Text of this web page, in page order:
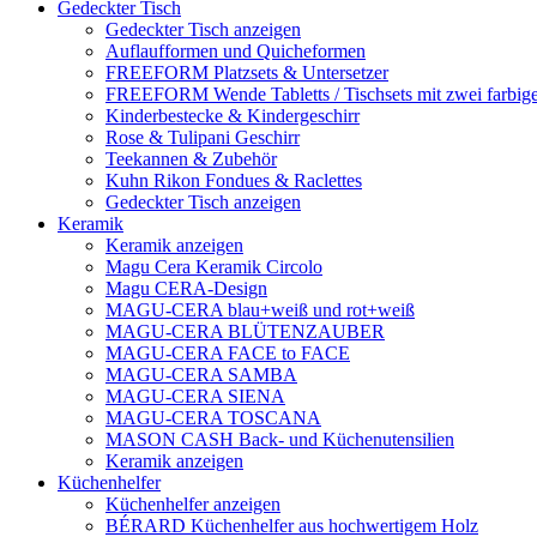
Gedeckter Tisch
Gedeckter Tisch anzeigen
Auflaufformen und Quicheformen
FREEFORM Platzsets & Untersetzer
FREEFORM Wende Tabletts / Tischsets mit zwei
Kinderbestecke & Kindergeschirr
Rose & Tulipani Geschirr
Teekannen & Zubehör
Kuhn Rikon Fondues & Raclettes
Gedeckter Tisch anzeigen
Keramik
Keramik anzeigen
Magu Cera Keramik Circolo
Magu CERA-Design
MAGU-CERA blau+weiß und rot+weiß
MAGU-CERA BLÜTENZAUBER
MAGU-CERA FACE to FACE
MAGU-CERA SAMBA
MAGU-CERA SIENA
MAGU-CERA TOSCANA
MASON CASH Back- und Küchenutensilien
Keramik anzeigen
Küchenhelfer
Küchenhelfer anzeigen
BÉRARD Küchenhelfer aus hochwertigem Holz